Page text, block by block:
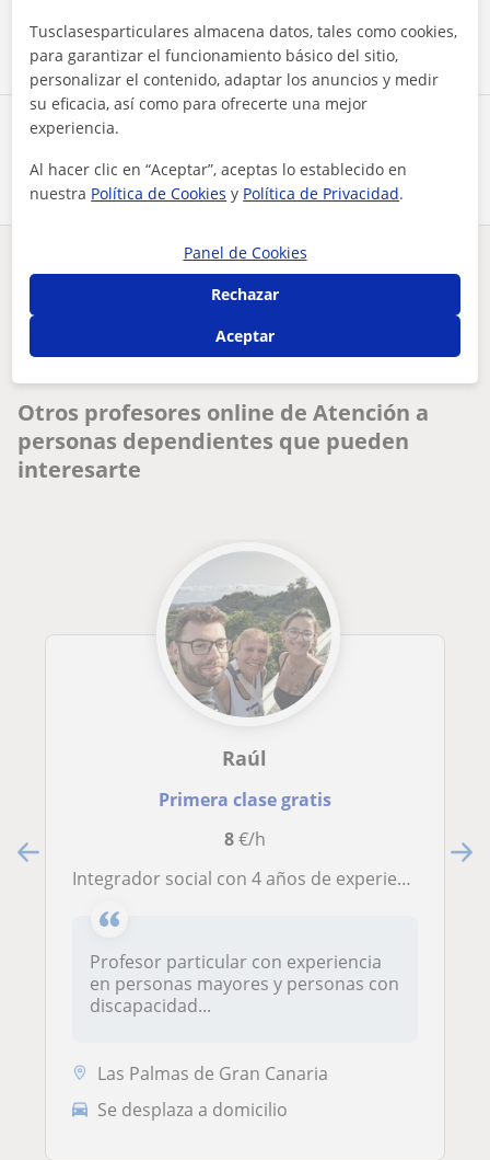
Comparte a este profesor
Contactar ahora
¿Hay algún error en este perfil?Cuéntanos
On-line
Atención a personas dependientes
trabajadora social y formadora especializada en atención soc...
Otros profesores online de Atención a
personas dependientes que pueden
interesarte
Raúl
Primera clase gratis
8€/h
Integrador social con 4 años de experiencia titulado en CFGS en integración social
Profesor particular con experiencia
en personas mayores y personas con
discapacidad...
Las Palmas de Gran Canaria
Se desplaza a domicilio
Tusclasesparticulares almacena datos, tales como cookies,
para garantizar el funcionamiento básico del sitio,
personalizar el contenido, adaptar los anuncios y medir
su eficacia, así como para ofrecerte una mejor
experiencia.
Al hacer clic en “Aceptar”, aceptas lo establecido en
nuestra Política de Cookies y Política de Privacidad.
Panel de Cookies
Rechazar
Aceptar